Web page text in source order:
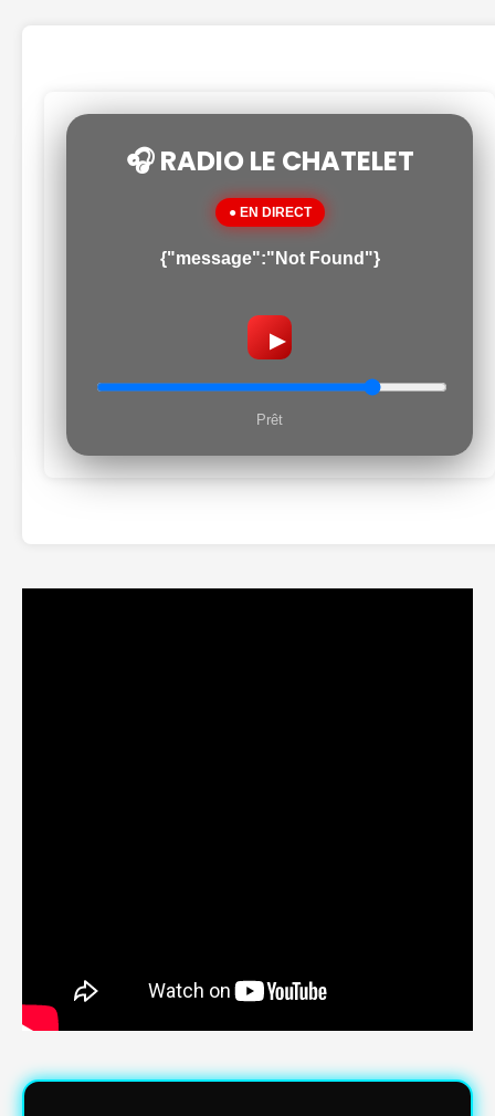
🎧 RADIO LE CHATELET
● EN DIRECT
{"message":"Not Found"}
▶
Prêt